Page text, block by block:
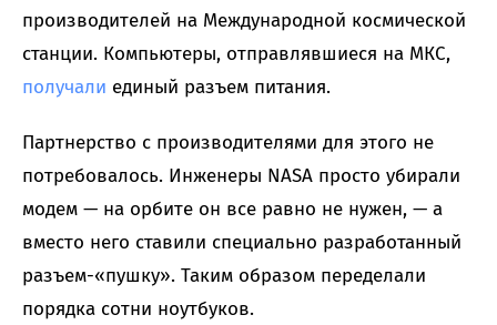
производителей на Международной космической
станции. Компьютеры, отправлявшиеся на МКС,
получали единый разъем питания.
Партнерство с производителями для этого не
потребовалось. Инженеры NASA просто убирали
модем — на орбите он все равно не нужен, — а
вместо него ставили специально разработанный
разъем-«пушку». Таким образом переделали
порядка сотни ноутбуков.